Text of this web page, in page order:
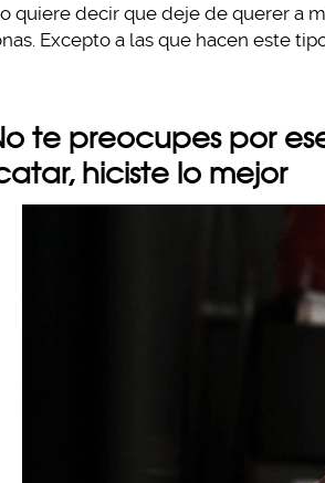
quiere decir que deje de querer a
Excepto a las que hacen este
te preocupes por
hiciste lo mejor